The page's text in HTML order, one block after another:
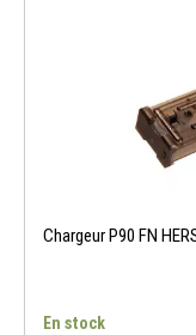
Chargeur P90 FN
En stock